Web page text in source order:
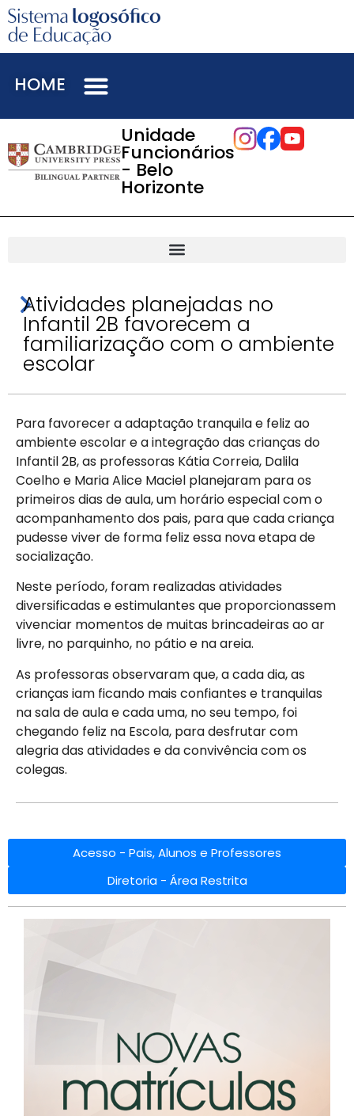
HOME
Unidade
Funcionários
- Belo
Horizonte
Atividades planejadas no
Infantil 2B favorecem a
familiarização com o ambiente
escolar
Para favorecer a adaptação tranquila e feliz ao
ambiente escolar e a integração das crianças do
Infantil 2B, as professoras Kátia Correia, Dalila
Coelho e Maria Alice Maciel planejaram para os
primeiros dias de aula, um horário especial com o
acompanhamento dos pais, para que cada criança
pudesse viver de forma feliz essa nova etapa de
socialização.
Neste período, foram realizadas atividades
diversificadas e estimulantes que proporcionassem
vivenciar momentos de muitas brincadeiras ao ar
livre, no parquinho, no pátio e na areia.
As professoras observaram que, a cada dia, as
crianças iam ficando mais confiantes e tranquilas
na sala de aula e cada uma, no seu tempo, foi
chegando feliz na Escola, para desfrutar com
alegria das atividades e da convivência com os
colegas.
Acesso - Pais, Alunos e Professores
Diretoria - Área Restrita